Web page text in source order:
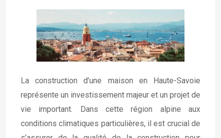
La construction d’une maison en Haute-Savoie
représente un investissement majeur et un projet de
vie important. Dans cette région alpine aux
conditions climatiques particulières, il est crucial de